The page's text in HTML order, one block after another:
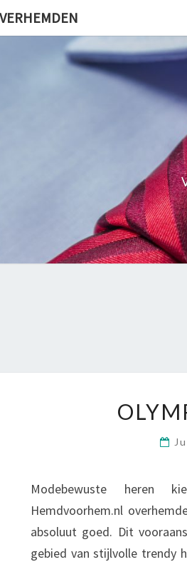
Modebewuste heren
Hemdvoorhem.nl
absoluut goed. Dit
gebied van stijlvolle trendy